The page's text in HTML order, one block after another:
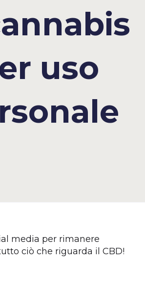
uso
media per rimanere
ciò che riguarda il CBD!